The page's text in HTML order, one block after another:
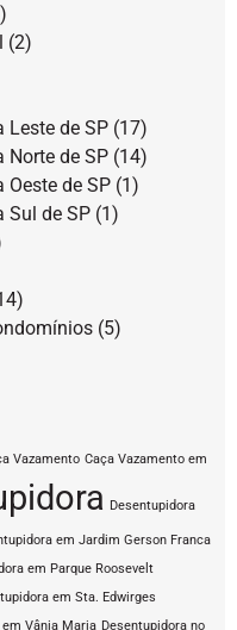
(2)
de SP (17)
de SP (14)
de SP (1)
Sul de SP (1)
(5)
Vazamento Caça Vazamento em
Desentupidora
em Jardim Gerson Franca
em Parque Roosevelt
em Sta. Edwirges
Vânia Maria Desentupidora no